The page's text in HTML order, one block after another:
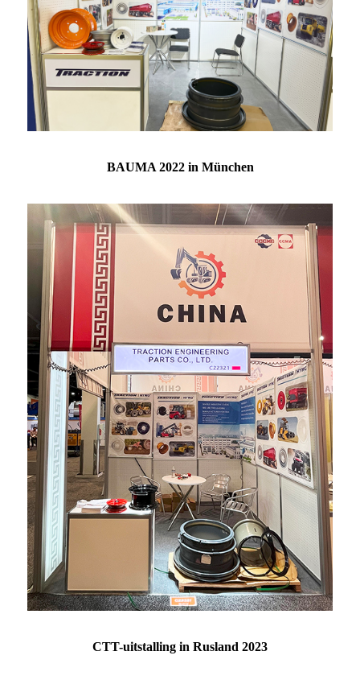
BAUMA 2022 in München
CTT-uitstalling in Rusland 2023